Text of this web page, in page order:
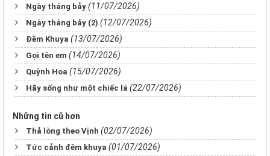
Ngày tháng bảy (11/07/2026)
Ngày tháng bảy (2) (12/07/2026)
Đêm Khuya (13/07/2026)
Gọi tên em (14/07/2026)
Quỳnh Hoa (15/07/2026)
Hãy sống như một chiếc lá (22/07/2026)
Những tin cũ hơn
Thả lòng theo Vịnh (02/07/2026)
Tức cảnh đêm khuya (01/07/2026)